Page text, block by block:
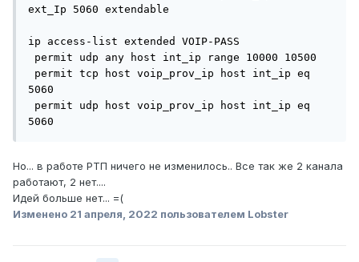
ext_Ip 5060 extendable
ip access-list extended VOIP-PASS
5060
5060
Но... в работе РТП ничего не изменилось.. Все так же 2 канала
работают, 2 нет....
Идей больше нет... =(
Изменено 21 апреля, 2022 пользователем Lobster